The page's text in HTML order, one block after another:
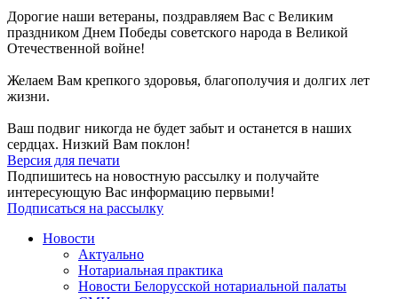
Дорогие наши ветераны, поздравляем Вас с Великим
праздником Днем Победы советского народа в Великой
Отечественной войне!
Желаем Вам крепкого здоровья, благополучия и долгих лет
жизни.
Ваш подвиг никогда не будет забыт и останется в наших
сердцах. Низкий Вам поклон!
Версия для печати
Подпишитесь на новостную рассылку и получайте
интересующую Вас информацию первыми!
Подписаться на рассылку
Новости
Актуально
Нотариальная практика
Новости Белорусской нотариальной палаты